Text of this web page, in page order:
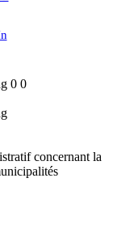
0 0
concernant la